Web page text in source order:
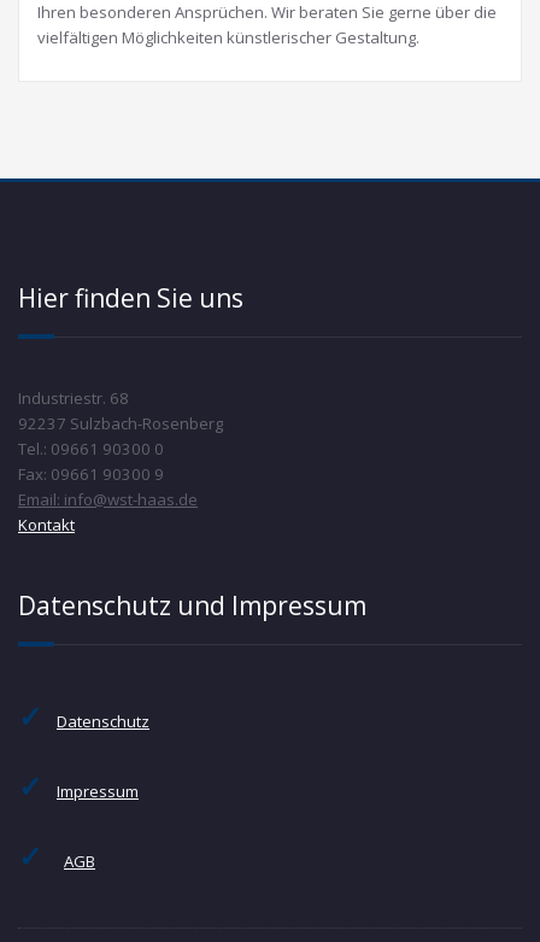
Ihren besonderen Ansprüchen. Wir beraten Sie gerne über die
vielfältigen Möglichkeiten künstlerischer Gestaltung.
Hier finden Sie uns
Industriestr. 68
92237 Sulzbach-Rosenberg
Tel.: 09661 90300 0
Fax: 09661 90300 9
Email: info@wst-haas.de
Kontakt
Datenschutz und Impressum
✓ Datenschutz
✓ Impressum
✓ AGB